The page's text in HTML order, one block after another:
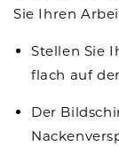
Sie Ihren
Stellen Sie
flach auf
Der